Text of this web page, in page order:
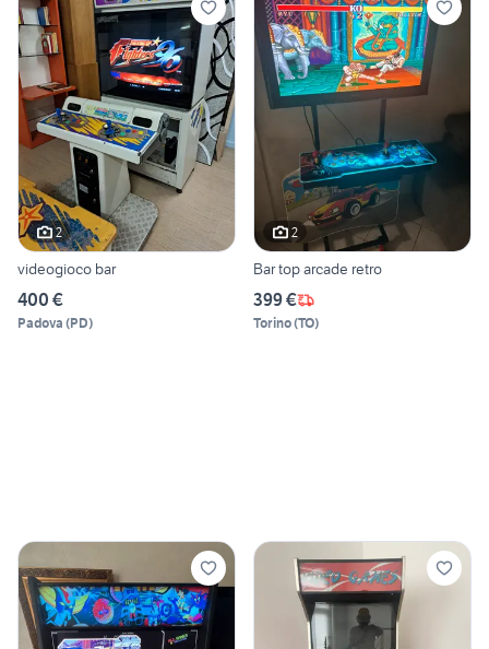
2
videogioco bar
400 €
Padova (PD)
2
Bar top arcade retro
399 €
Torino(TO)